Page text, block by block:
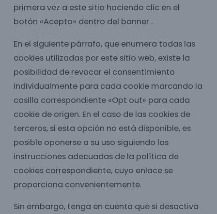
primera vez a este sitio haciendo clic en el
botón «Acepto» dentro del banner .
En el siguiente párrafo, que enumera todas las
cookies utilizadas por este sitio web, existe la
posibilidad de revocar el consentimiento
individualmente para cada cookie marcando la
casilla correspondiente «Opt out» para cada
cookie de origen. En el caso de las cookies de
terceros, si esta opción no está disponible, es
posible oponerse a su uso siguiendo las
instrucciones adecuadas de la política de
cookies correspondiente, cuyo enlace se
proporciona convenientemente.
Sin embargo, tenga en cuenta que si desactiva